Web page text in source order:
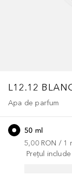
L12.12
Apa de parfum
50 ml
5,00 RON / 1
Prețul